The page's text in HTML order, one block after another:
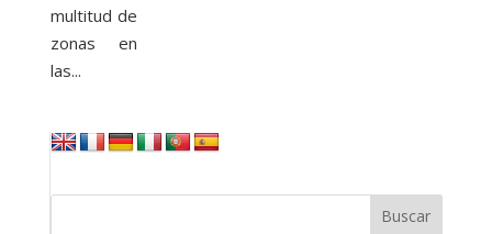
multitud de
zonas en
las...